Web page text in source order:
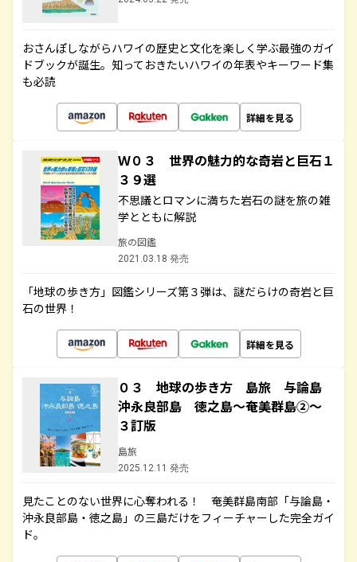
おさんぽしながらハワイの歴史と文化を楽しく学ぶ最強のガイ
ドブックが誕生。知っておきたいハワイの年表やキーワード集
も必読
詳細を見る
Ｗ０３ 世界の魅力的な奇岩と巨石１
３９選
不思議とロマンに満ちた岩石の謎を旅の雑
学とともに解説
旅の図鑑
2021.03.18 発売
「地球の歩き方」図鑑シリーズ第３弾は、謎だらけの奇岩と巨
石の世界！
詳細を見る
０３ 地球の歩き方 島旅 与論島
沖永良部島 徳之島～奄美群島②～
３訂版
島旅
2025.12.11 発売
見たことのない世界に心奪われる！ 奄美群島南部「与論島・
沖永良部島・徳之島」の三島だけをフィーチャーした完全ガイ
ド。